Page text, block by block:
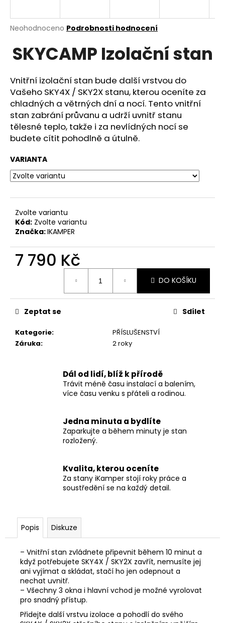
Průměrné
produktu
je
z
5
hvězdiček.
Neohodnoceno Podrobnosti hodnocení
SKYCAMP Izolační stan
Vnitřní izolační stan bude další vrstvou do
Vašeho SKY4X / SKY2X stanu, kterou oceníte za
chladných a větrných dní a nocí. Tento vnitřní
stan zabrání průvanu a udrží uvnitř stanu
tělesné teplo, takže i za nevlídných nocí se
budete cítit pohodlně a útulně.
VARIANTA
Zvolte variantu
Kód: Zvolte variantu
Značka:IKAMPER
7 790 Kč
DO KOŠÍKU
Kategorie:
PŘÍSLUŠENSTVÍ
Záruka: 2 roky
Zeptat se Sdílet
Dál od lidí, blíž k přírodě
Trávit méně času instalací a balením,
více času venku s přáteli a rodinou.
Jedna minuta a bydlíte
Zaparkujte a během minuty je stan
rozložený.
Kvalita, kterou oceníte
Za stany iKamper stojí roky práce a
soustředění se na každý detail.
Popis Diskuze
– Vnitřní stan zvládnete připevnit během 10 minut a
když potřebujete SKY4X / SKY2X zavřít, nemusíte jej
ani vyjímat a skládat, stačí ho jen odepnout a
nechat uvnitř.
– Všechny 3 okna i hlavní vchod je možné vyrolovat
pro snadný přístup.
Přidejte další vrstvu izolace a pohodlí do svého
j
t
?
HLEDAT
D
o
p
u
č
u
j
e
DUAL
CARABINER
SET
STŘEDNÍ